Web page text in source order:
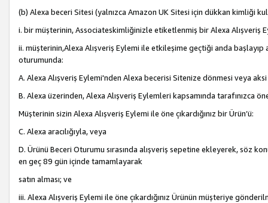
(b) Alexa beceri Sitesi (yalnızca Amazon UK Sitesi için dükkan kimliği
i. bir müşterinin, Associateskimliğinizle etiketlenmiş bir Alexa Alışveriş
ii. müşterinin,Alexa Alışveriş Eylemi ile etkileşime geçtiği anda
oturumunda:
A. Alexa Alışveriş Eylemi'nden Alexa becerisi Sitenize dönmesi veya
B. Alexa üzerinden, Alexa Alışveriş Eylemleri kapsamında tarafınızca
Müşterinin sizin Alexa Alışveriş Eylemi ile öne çıkardığınız bir Ürün’ü:
C. Alexa aracılığıyla, veya
D. Ürünü Beceri Oturumu sırasında alışveriş sepetine ekleyerek, söz
en geç 89 gün içinde tamamlayarak
satın alması; ve
iii. Alexa Alışveriş Eylemi ile öne çıkardığınız Ürünün müşteriye